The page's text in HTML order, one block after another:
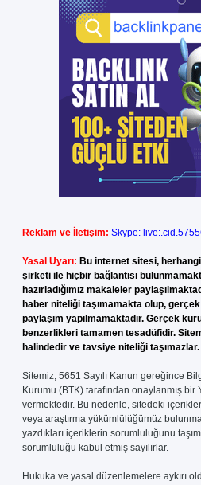
Reklam ve İletişim: Skype:
Yasal Uyarı: Bu internet sitesi,
şirketi ile hiçbir bağlantısı
hazırladığımız makaleler
haber niteliği taşımamakta olup,
paylaşım yapılmamaktadır. Gerçek
benzerlikleri tamamen tesadüfidir.
halindedir ve tavsiye niteliği taşımazlar.
Sitemiz, 5651 Sayılı Kanun gereğince
Kurumu (BTK) tarafından onaylanmış bir
vermektedir. Bu nedenle, sitedeki
veya araştırma yükümlülüğümüz
yazdıkları içeriklerin sorumluluğunu
sorumluluğu kabul etmiş sayılırlar.
Hukuka ve yasal düzenlemelere aykırı